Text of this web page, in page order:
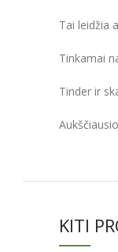
Tai leidžia
Tinkamai
Tinder ir
KITI